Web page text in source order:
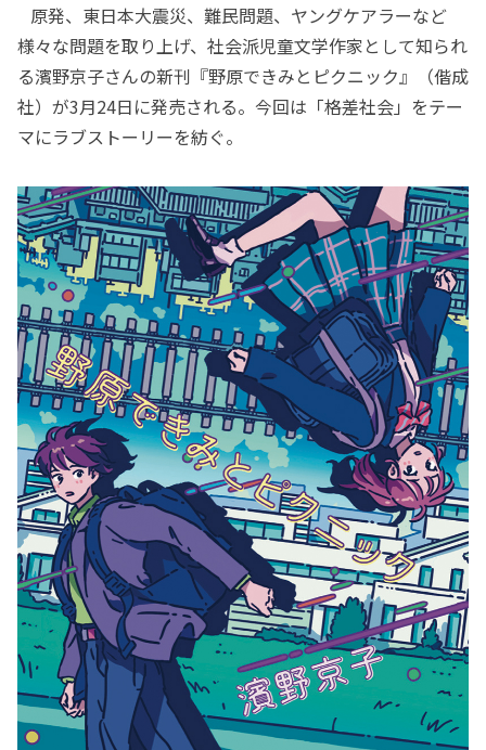
原発、東日本大震災、難民問題、ヤングケアラーなど
様々な問題を取り上げ、社会派児童文学作家として知られ
る濱野京子さんの新刊『野原できみとピクニック』（偕成
社）が3月24日に発売される。今回は「格差社会」をテー
マにラブストーリーを紡ぐ。